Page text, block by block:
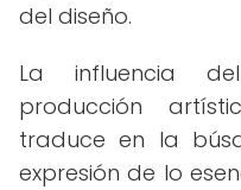
del diseño.
La influencia
producción
traduce en la
expresión de lo